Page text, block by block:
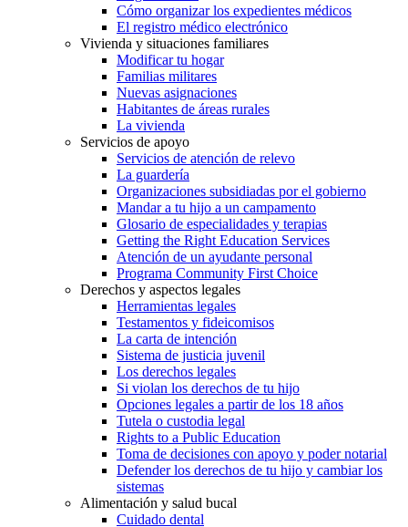
Cómo organizar los expedientes médicos
El registro médico electrónico
Vivienda y situaciones familiares
Modificar tu hogar
Familias militares
Nuevas asignaciones
Habitantes de áreas rurales
La vivienda
Servicios de apoyo
Servicios de atención de relevo
La guardería
Organizaciones subsidiadas por el gobierno
Mandar a tu hijo a un campamento
Glosario de especialidades y terapias
Getting the Right Education Services
Atención de un ayudante personal
Programa Community First Choice
Derechos y aspectos legales
Herramientas legales
Testamentos y fideicomisos
La carta de intención
Sistema de justicia juvenil
Los derechos legales
Si violan los derechos de tu hijo
Opciones legales a partir de los 18 años
Tutela o custodia legal
Rights to a Public Education
Toma de decisiones con apoyo y poder notarial
Defender los derechos de tu hijo y cambiar los
sistemas
Alimentación y salud bucal
Cuidado dental